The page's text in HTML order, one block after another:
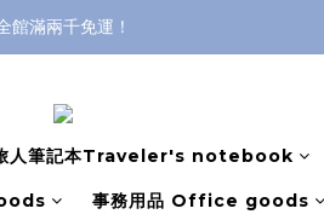
館滿兩千免運！
館滿兩千免運！
人筆記本Traveler's notebook
事務用品 Office goods